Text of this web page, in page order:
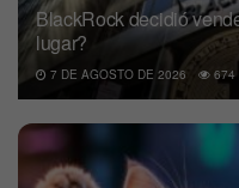
BlackRock decidió
lugar?
7 DE AGOSTO DE 2026 674